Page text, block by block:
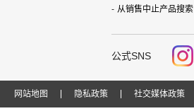
从销售中止产品搜索
公式SNS
网站地图 隐私政策 社交媒体政策